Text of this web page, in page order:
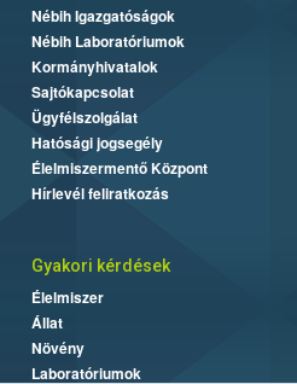
Nébih Igazgatóságok
Nébih Laboratóriumok
Kormányhivatalok
Sajtókapcsolat
Ügyfélszolgálat
Hatósági jogsegély
Élelmiszermentő Központ
Hírlevél feliratkozás
Gyakori kérdések
Élelmiszer
Állat
Növény
Laboratóriumok